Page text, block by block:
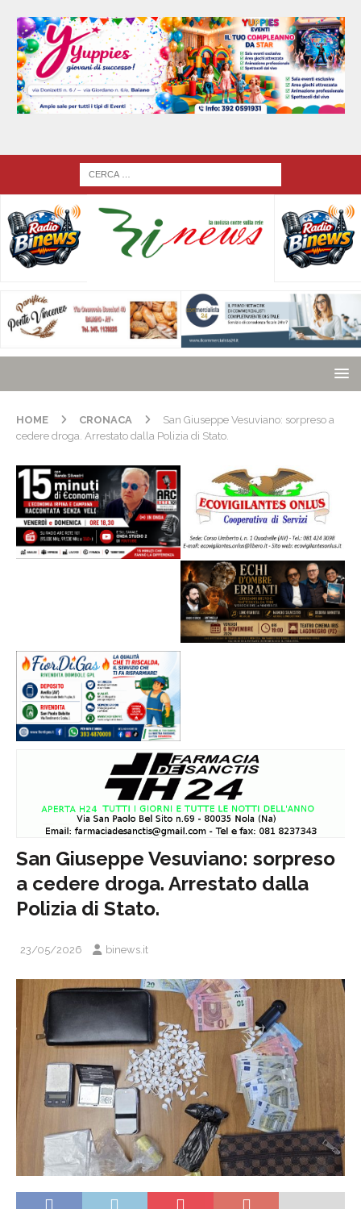
HOME CRONACA
San Giuseppe Vesuviano: sorpreso a
cedere droga. Arrestato dalla Polizia di Stato.
San Giuseppe Vesuviano: sorpreso
a cedere droga. Arrestato dalla
Polizia di Stato.
23/05/2026 binews.it